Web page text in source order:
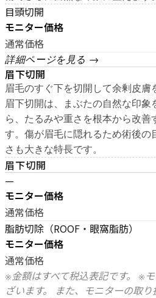
目頭切開
モニター価格
通常価格
詳細ページを見る →
眉下切開
眉毛のすぐ下を切開して余剰皮膚
眉下切開は、まぶたの自然な印象
ら、たるみや重さを根本から改善
す。傷が眉毛に隠れるため術後の
さも大きな特長です。
眉下切開
—
モニター価格
通常価格
脂肪切除（ROOF・眼窩脂肪）
モニター価格
通常価格
※金額はすべて税込表記です。 ※
ざいます。 また、モニターの取